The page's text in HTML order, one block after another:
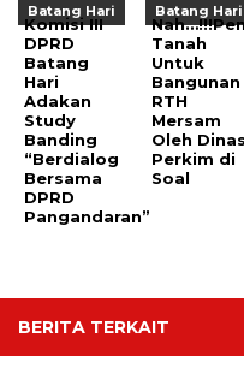
Batang Hari
Komisi III
DPRD
Batang
Hari
Adakan
Study
Banding
“Berdialog
Bersama
DPRD
Pangandaran”
Batang Hari
Tanah
Untuk
Bangunan
RTH
Mersam
Oleh Dinas
Perkim di
Soal
BERITA TERKAIT